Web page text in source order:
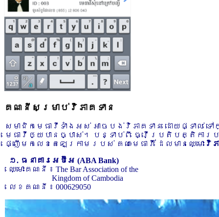
គណនីសម្រាប់វិភាគទាន
សមាជិកមេធាវីទាំងអស់ អាចបង់វិភាគទាន ដោយផ្ទាល់
មេធាវីឲ្យបានច្បាស់។ បន្ទាប់ពី ធ្វើប្រតិបត្តិកា
ផ្ញើមកលេខតេឡេក្រាមរបស់ គណៈមេធាវី ដែលមានឈ្មោះ វិភ
១. ធនាគារអេប៊ីអេ (ABA Bank)
ឈ្មោះគណនី ៖ The Bar Association of the
Kingdom of Cambodia
លេខគណនី ៖ 000629050